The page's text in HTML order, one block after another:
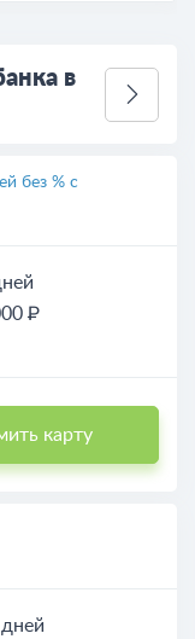
в
без % с
₽
карту